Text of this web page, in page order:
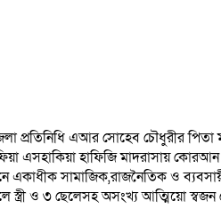
এআর সোহেব চৌধুরীর পিতা
এসহাকিয়া হাফিজি মাদরাসায়
সামাজিক,রাজনৈতিক ও
ও ৩ ছেলেসহ অসংখ্য আত্মিয়ো স্বজন